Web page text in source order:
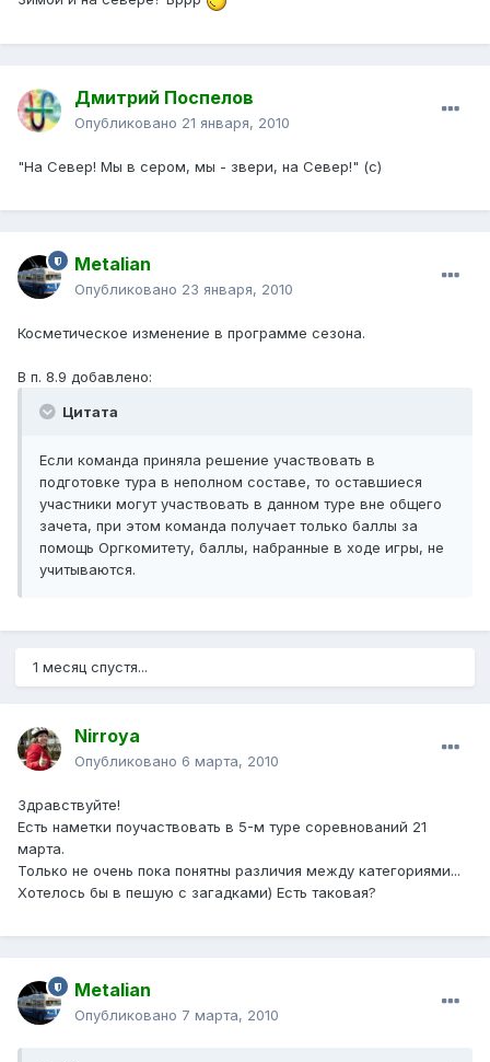
Дмитрий Поспелов
Опубликовано 21 января, 2010
"На Север! Мы в сером, мы - звери, на Север!" (с)
Metalian
Опубликовано 23 января, 2010
Косметическое изменение в программе сезона.
В п. 8.9 добавлено:
Цитата
Если команда приняла решение участвовать в
подготовке тура в неполном составе, то оставшиеся
участники могут участвовать в данном туре вне общего
зачета, при этом команда получает только баллы за
помощь Оргкомитету, баллы, набранные в ходе игры, не
учитываются.
1 месяц спустя...
Nirroya
Опубликовано 6 марта, 2010
Здравствуйте!
Есть наметки поучаствовать в 5-м туре соревнований 21
марта.
Только не очень пока понятны различия между категориями...
Хотелось бы в пешую с загадками) Есть таковая?
Metalian
Опубликовано 7 марта, 2010